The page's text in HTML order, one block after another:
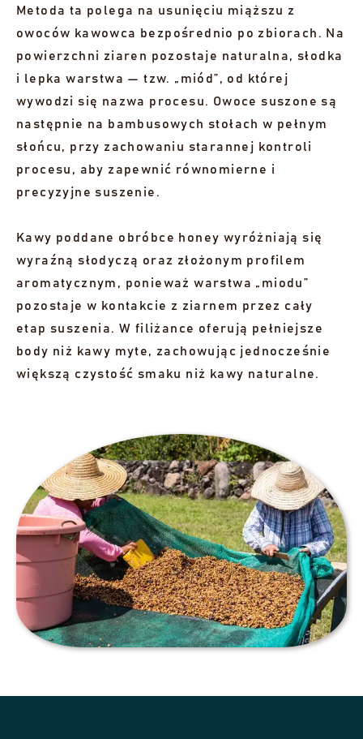
Metoda ta polega na usunięciu miąższu z
owoców kawowca bezpośrednio po zbiorach. Na
powierzchni ziaren pozostaje naturalna, słodka
i lepka warstwa — tzw. „miód”, od której
wywodzi się nazwa procesu. Owoce suszone są
następnie na bambusowych stołach w pełnym
słońcu, przy zachowaniu starannej kontroli
procesu, aby zapewnić równomierne i
precyzyjne suszenie.
Kawy poddane obróbce honey wyróżniają się
wyraźną słodyczą oraz złożonym profilem
aromatycznym, ponieważ warstwa „miodu”
pozostaje w kontakcie z ziarnem przez cały
etap suszenia. W filiżance oferują pełniejsze
body niż kawy myte, zachowując jednocześnie
większą czystość smaku niż kawy naturalne.